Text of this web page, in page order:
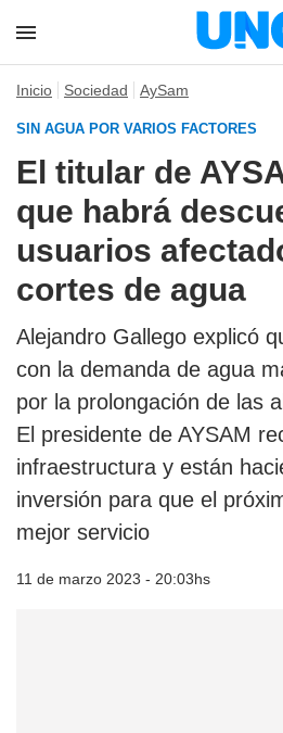
Inicio Sociedad AySam
SIN AGUA POR VARIOS FACTORES
El titular de
que habrá
usuarios
cortes de agua
Alejandro Gallego explicó
con la demanda de agua
por la prolongación de las
El presidente de AYSAM
infraestructura y están
inversión para que el
mejor servicio
11 de marzo 2023 - 20:03hs